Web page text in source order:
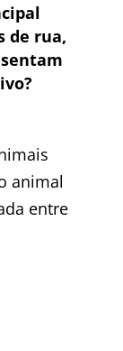
de rua,
animal
entre